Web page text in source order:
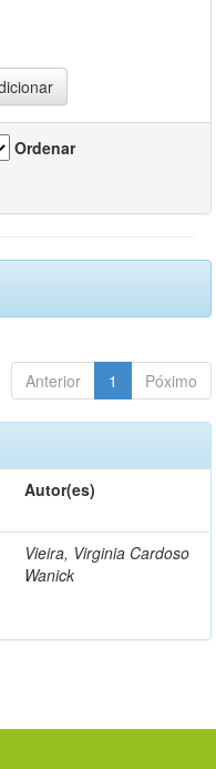
Ordenar
Anterior 1 Póximo
Autor(es)
Vieira, Virginia Cardoso
Wanick